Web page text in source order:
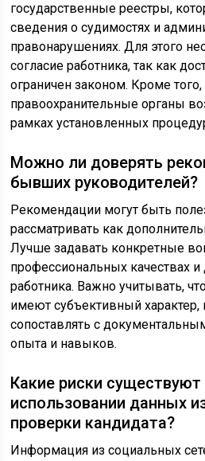
государственные реестры,
сведения о судимостях и
правонарушениях. Для этого
согласие работника, так как
ограничен законом. Кроме
правоохранительные органы
рамках установленных
Можно ли доверять
бывших руководителей?
Рекомендации могут быть
рассматривать как
Лучше задавать конкретные
профессиональных качествах
работника. Важно учитывать,
имеют субъективный характер,
сопоставлять с
опыта и навыков.
Какие риски существуют
использовании данных
проверки кандидата?
Информация из социальных